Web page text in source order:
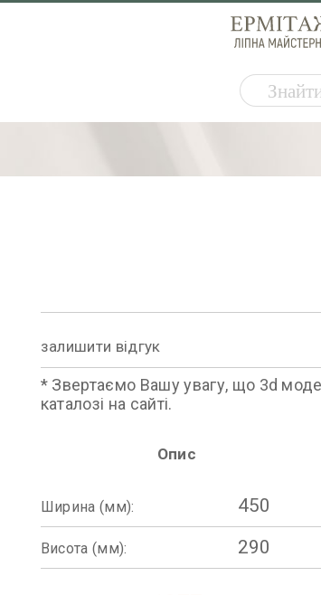
залишити відгук
* Звертаємо Вашу увагу, що 3d
каталозі на сайті.
Опис
Ширина (мм): 450
Висота (мм): 290